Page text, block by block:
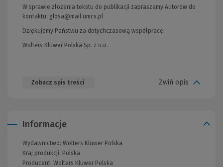
W sprawie złożenia tekstu do publikacji zapraszamy Autorów do
kontaktu: glosa@mail.umcs.pl
Dziękujemy Państwu za dotychczasową współpracę.
Wolters Kluwer Polska Sp. z o.o.
Zobacz spis treści Zwiń opis
Informacje
Wydawnictwo: Wolters Kluwer Polska
Kraj produkcji: Polska
Producent: Wolters Kluwer Polska